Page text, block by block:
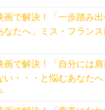
画で解決！「一歩踏み出
なたへ」ミス・フラン
画で解決！「自分には
い・・・と悩むあなた